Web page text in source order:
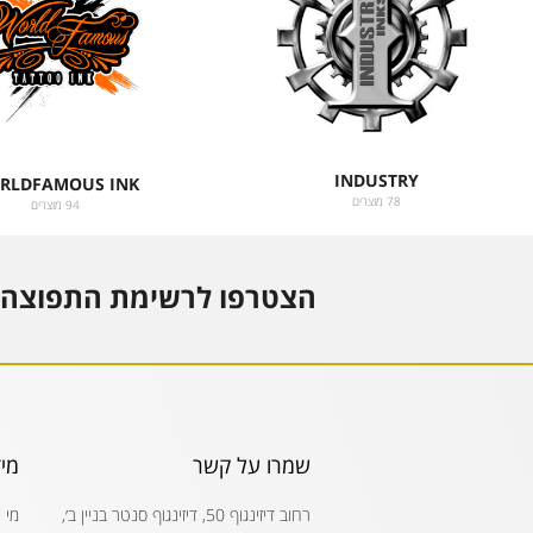
INDUSTRY
78 מוצרים
INK
94 מוצרים
הצטרפו לרשימת
שמרו על קשר
רחוב דיזינגוף 50, דיזינגוף סנטר בניין ב׳,